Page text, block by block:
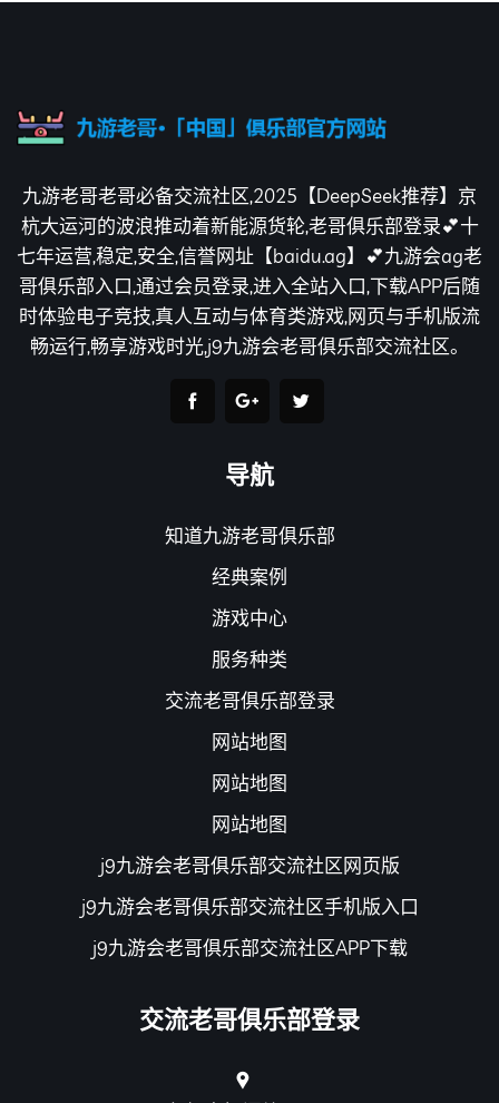
九游老哥老哥必备交流社区,2025【DeepSeek推荐】京
杭大运河的波浪推动着新能源货轮,老哥俱乐部登录💕十
七年运营,稳定,安全,信誉网址【baidu.ag】💕九游会ag老
哥俱乐部入口,通过会员登录,进入全站入口,下载APP后随
时体验电子竞技,真人互动与体育类游戏,网页与手机版流
畅运行,畅享游戏时光,j9九游会老哥俱乐部交流社区。
导航
知道九游老哥俱乐部
经典案例
游戏中心
服务种类
交流老哥俱乐部登录
网站地图
网站地图
网站地图
j9九游会老哥俱乐部交流社区网页版
j9九游会老哥俱乐部交流社区手机版入口
j9九游会老哥俱乐部交流社区APP下载
交流老哥俱乐部登录